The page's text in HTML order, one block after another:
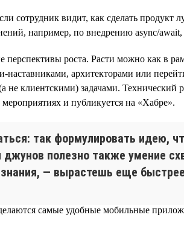
сотрудник видит, как сделать
например, по внедрению async/
роста. Расти можно как в
наставниками, архитекторами или
клиентскими) задачами. Технический
и публикуется на «Хабре».
так формулировать идею,
полезно также умение
— вырастешь еще